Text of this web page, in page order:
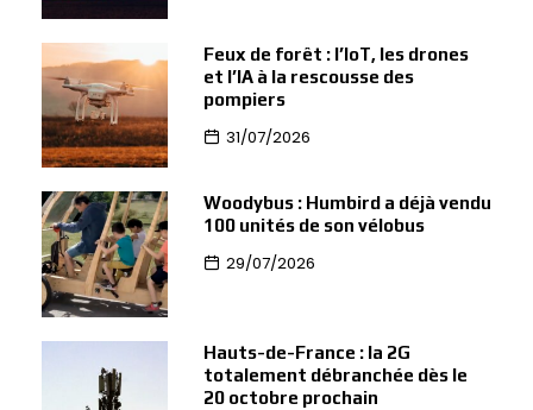
Feux de forêt : l’IoT, les drones
et l’IA à la rescousse des
pompiers
31/07/2026
Woodybus : Humbird a déjà vendu
100 unités de son vélobus
29/07/2026
Hauts-de-France : la 2G
totalement débranchée dès le
20 octobre prochain